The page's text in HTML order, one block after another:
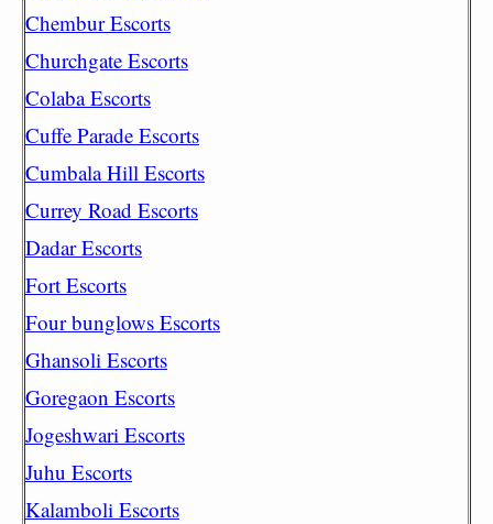
Chembur Escorts
Churchgate Escorts
Colaba Escorts
Cuffe Parade Escorts
Cumbala Hill Escorts
Currey Road Escorts
Dadar Escorts
Fort Escorts
Four bunglows Escorts
Ghansoli Escorts
Goregaon Escorts
Jogeshwari Escorts
Juhu Escorts
Kalamboli Escorts